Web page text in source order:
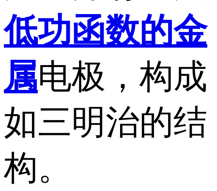
低功函数的金
属电极，构成
如三明治的结
构。